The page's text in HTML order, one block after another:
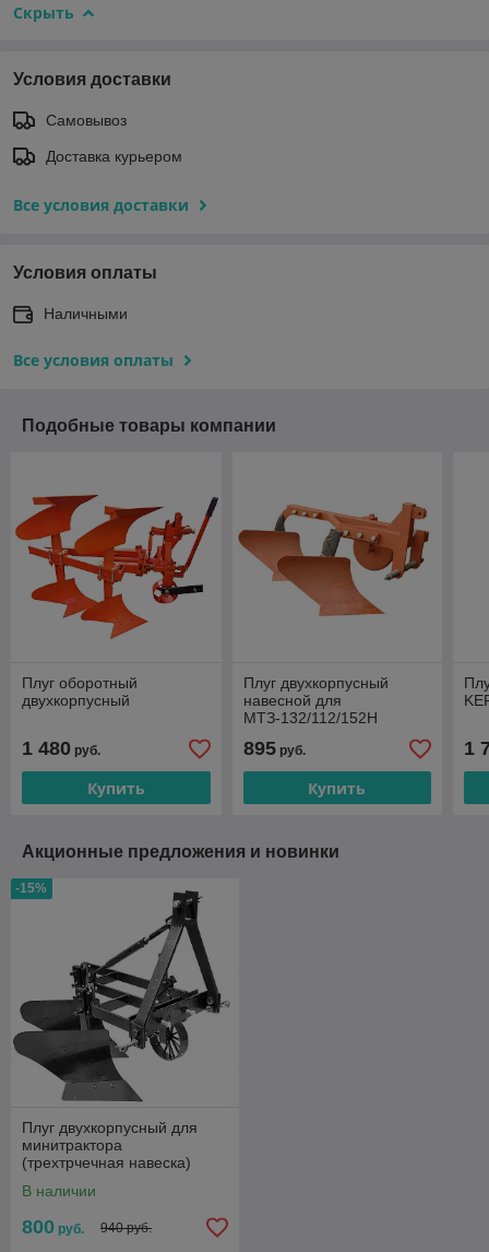
Скрыть
Условия доставки
Самовывоз
Доставка курьером
Все условия доставки
Условия оплаты
Наличными
Все условия оплаты
Подобные товары компании
Плуг оборотный
двухкорпусный
1 480 руб.
Купить
Плуг двухкорпусный
навесной для
МТЗ-132/112/152Н
895руб.
Купить
1
Акционные предложения и новинки
-15%
Плуг двухкорпусный для
минитрактора
(трехтрчечная навеска)
В наличии
800 руб. 940 руб.